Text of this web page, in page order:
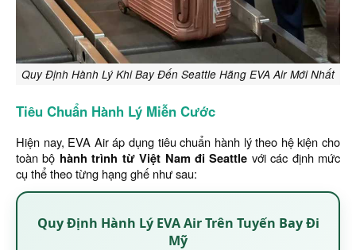
Quy Định Hành Lý Khi Bay Đến Seattle Hãng EVA Air Mới Nhất
Tiêu Chuẩn Hành Lý Miễn Cước
Hiện nay, EVA Air áp dụng tiêu chuẩn hành lý theo hệ kiện cho
toàn bộ hành trình từ Việt Nam đi Seattle với các định mức
cụ thể theo từng hạng ghế như sau:
Quy Định Hành Lý EVA Air Trên Tuyến Bay Đi
Mỹ